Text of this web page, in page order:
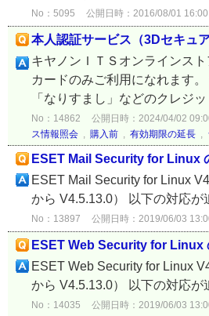
No：5095 公開日時：2016/08/01 16:00
本人認証サービス（3Dセキュ
キヤノンＩＴＳオンラインス
カードのみご利用になれます
「なりすまし」などのクレジ
No：14862 公開日時：2024/04/02
ス情報照会 , 購入前 , 有効期限の延長 ,
ESET Mail Security for Linux
ESET Mail Security for Linux
から V4.5.13.0） 以下の対応
No：13897 公開日時：2019/06/03
ESET Web Security for Linux
ESET Web Security for Linux
から V4.5.13.0） 以下の対応
No：14035 公開日時：2019/06/03